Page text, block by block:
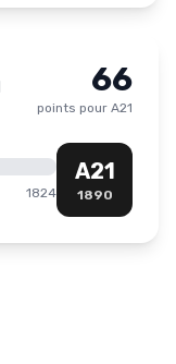
66
points pour A21
1824
A21
1890